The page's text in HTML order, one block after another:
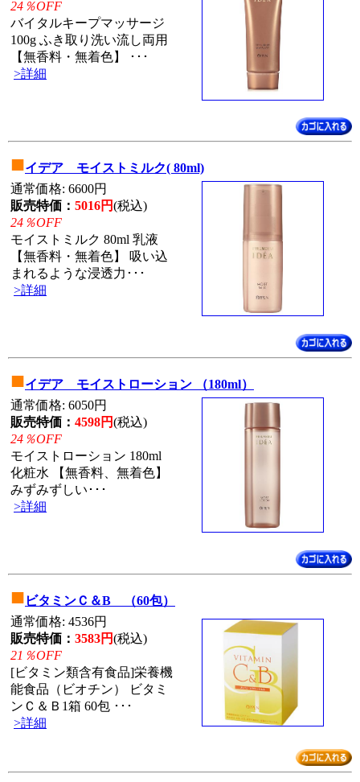
24％OFF
バイタルキープマッサージ
100g ふき取り洗い流し両用
【無香料・無着色】 ･･･
>詳細
■イデア モイストミルク( 80ml)
通常価格: 6600円
販売特価： 5016円(税込)
24％OFF
モイストミルク 80ml 乳液
【無香料・無着色】 吸い込
まれるような浸透力･･･
>詳細
■イデア モイストローション （180ml）
通常価格: 6050円
販売特価： 4598円(税込)
24％OFF
モイストローション 180ml
化粧水 【無香料、無着色】
みずみずしい･･･
>詳細
■ ビタミンＣ＆B （60包）
通常価格: 4536円
販売特価： 3583円(税込)
21％OFF
[ビタミン類含有食品]栄養機
能食品（ビオチン） ビタミ
ンＣ＆Ｂ1箱 60包 ･･･
>詳細